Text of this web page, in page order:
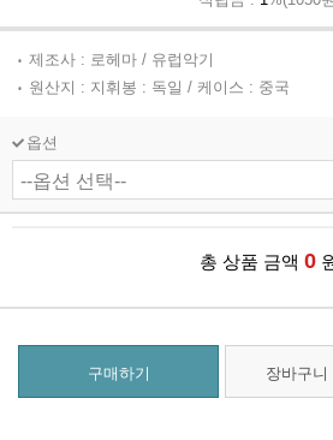
제조사 : 로헤마 / 유럽악기
원산지 : 지휘봉 : 독일 / 케이스 : 중국
옵션
총 상품 금액 0
구매하기 장바구니